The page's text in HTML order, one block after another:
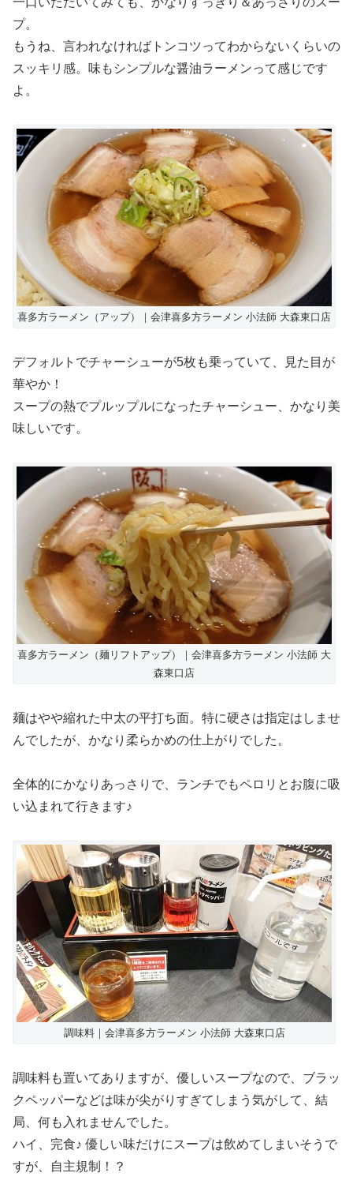
プ。
もうね、言われなければトンコツってわからないくらいの
スッキリ感。味もシンプルな醤油ラーメンって感じです
よ。
喜多方ラーメン（アップ）｜会津喜多方ラーメン 小法師 大森東口店
デフォルトでチャーシューが5枚も乗っていて、見た目が
華やか！
スープの熱でプルップルになったチャーシュー、かなり美
味しいです。
喜多方ラーメン（麺リフトアップ）｜会津喜多方ラーメン 小法師 大
森東口店
麺はやや縮れた中太の平打ち面。特に硬さは指定はしませ
んでしたが、かなり柔らかめの仕上がりでした。
全体的にかなりあっさりで、ランチでもペロリとお腹に吸
い込まれて行きます♪
調味料｜会津喜多方ラーメン 小法師 大森東口店
調味料も置いてありますが、優しいスープなので、ブラッ
クペッパーなどは味が尖がりすぎてしまう気がして、結
局、何も入れませんでした。
ハイ、完食♪ 優しい味だけにスープは飲めてしまいそうで
すが、自主規制！？